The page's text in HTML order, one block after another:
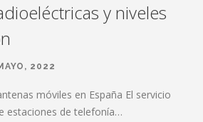
y niveles
2022
móviles en España El servicio
estaciones de telefonía…